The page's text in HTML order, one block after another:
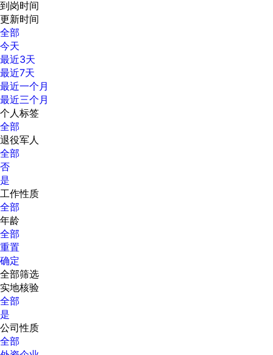
到岗时间
更新时间
全部
今天
最近3天
最近7天
最近一个月
最近三个月
个人标签
全部
退役军人
全部
否
是
工作性质
全部
年龄
全部
重置
确定
全部筛选
实地核验
全部
是
公司性质
全部